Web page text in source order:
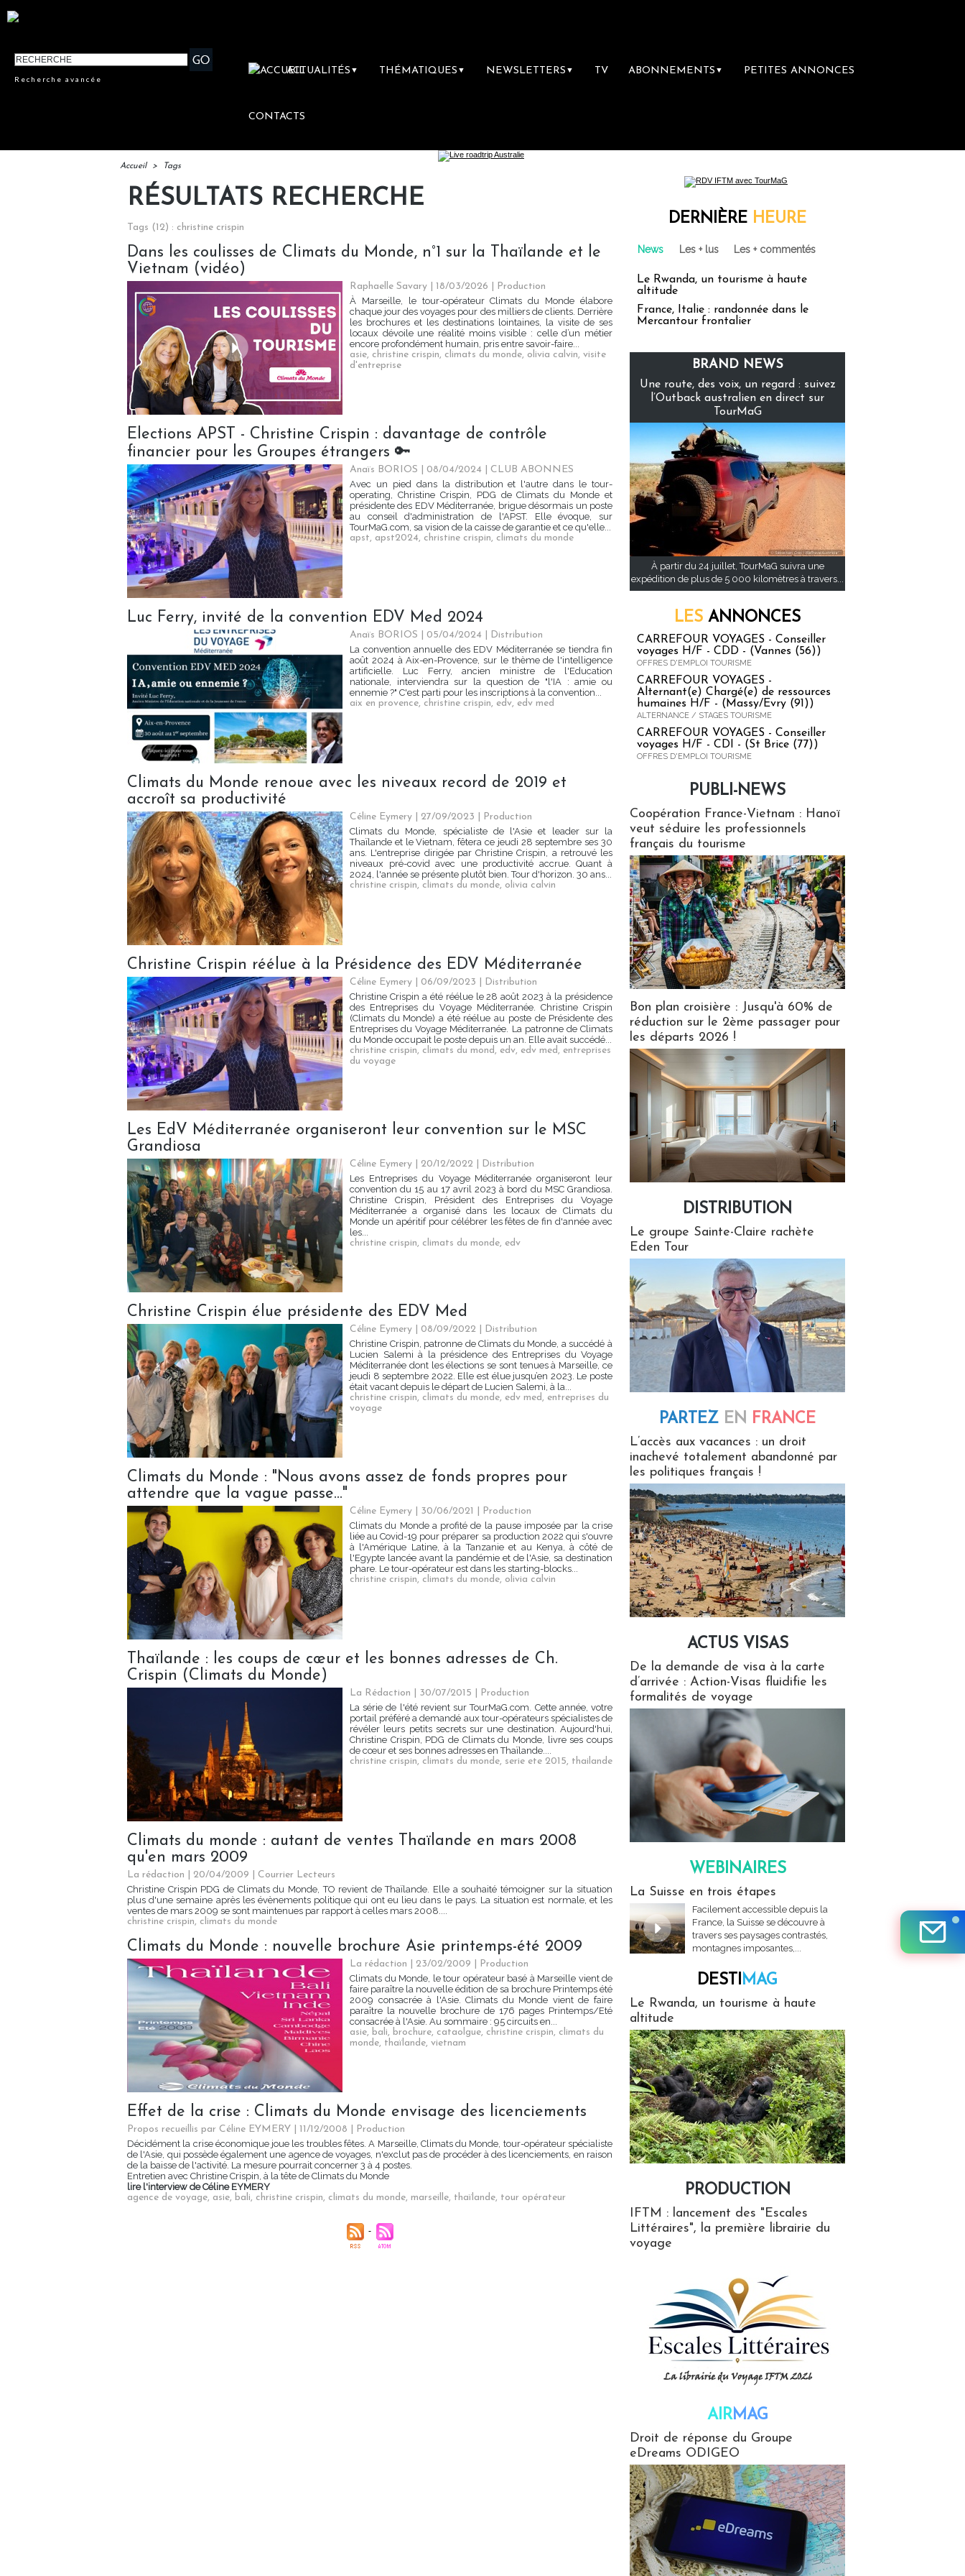
Recherche avancée
ACTUALITÉS ▼ THÉMATIQUES ▼ NEWSLETTERS ▼ TV ABONNEMENTS ▼ PETITES ANNONCES
CONTACTS
Accueil > Tags
RÉSULTATS RECHERCHE
Tags (12) : christine crispin
Dans les coulisses de Climats du Monde, n°1 sur la Thaïlande et le
Vietnam (vidéo)
Raphaelle Savary | 18/03/2026
Production
À Marseille, le tour-opérateur Climats du Monde élabore
chaque jour des voyages pour des milliers de clients. Derrière
les brochures et les destinations lointaines, la visite de ses
locaux dévoile une réalité moins visible : celle d’un métier
encore profondément humain, pris entre savoir-faire...
asie, christine crispin, climats du monde, olivia calvin, visite
d'entreprise
Elections APST - Christine Crispin : davantage de contrôle
financier pour les Groupes étrangers 🔑
Anaïs BORIOS | 08/04/2024
CLUB ABONNES
Avec un pied dans la distribution et l'autre dans le tour-
operating, Christine Crispin, PDG de Climats du Monde et
présidente des EDV Méditerranée, brigue désormais un poste
au conseil d'administration de l'APST. Elle évoque, sur
TourMaG.com, sa vision de la caisse de garantie et ce qu'elle...
apst, apst2024, christine crispin, climats du monde
Luc Ferry, invité de la convention EDV Med 2024
Anaïs BORIOS | 05/04/2024
Distribution
La convention annuelle des EDV Méditerranée se tiendra fin
août 2024 à Aix-en-Provence, sur le thème de l'intelligence
artificielle. Luc Ferry, ancien ministre de l'Education
nationale, interviendra sur la question de "l'IA : amie ou
ennemie ?" C'est parti pour les inscriptions à la convention...
aix en provence, christine crispin, edv, edv med
Climats du Monde renoue avec les niveaux record de 2019 et
accroît sa productivité
Céline Eymery | 27/09/2023
Production
Climats du Monde, spécialiste de l'Asie et leader sur la
Thaïlande et le Vietnam, fêtera ce jeudi 28 septembre ses 30
ans. L'entreprise dirigée par Christine Crispin, a retrouvé les
niveaux pré-covid avec une productivité accrue. Quant à
2024, l'année se présente plutôt bien. Tour d'horizon. 30 ans...
christine crispin, climats du monde, olivia calvin
Christine Crispin réélue à la Présidence des EDV Méditerranée
Céline Eymery | 06/09/2023
Distribution
Christine Crispin a été réélue le 28 août 2023 à la présidence
des Entreprises du Voyage Méditerranée. Christine Crispin
(Climats du Monde) a été réélue au poste de Présidente des
Entreprises du Voyage Méditerranée. La patronne de Climats
du Monde occupait le poste depuis un an. Elle avait succédé...
christine crispin, climats du mond, edv, edv med, entreprises
du voyage
Les EdV Méditerranée organiseront leur convention sur le MSC
Grandiosa
Céline Eymery | 20/12/2022
Distribution
Les Entreprises du Voyage Méditerranée organiseront leur
convention du 15 au 17 avril 2023 à bord du MSC Grandiosa.
Christine Crispin, Président des Entreprises du Voyage
Méditerranée a organisé dans les locaux de Climats du
Monde un apéritif pour célébrer les fêtes de fin d'année avec
les...
christine crispin, climats du monde, edv
Christine Crispin élue présidente des EDV Med
Céline Eymery | 08/09/2022
Distribution
Christine Crispin, patronne de Climats du Monde, a succédé à
Lucien Salemi à la présidence des Entreprises du Voyage
Méditerranée dont les élections se sont tenues à Marseille, ce
jeudi 8 septembre 2022. Elle est élue jusqu’en 2023. Le poste
était vacant depuis le départ de Lucien Salemi, à la...
christine crispin, climats du monde, edv med, entreprises du
voyage
Climats du Monde : "Nous avons assez de fonds propres pour
attendre que la vague passe..."
Céline Eymery | 30/06/2021
Production
Climats du Monde a profité de la pause imposée par la crise
liée au Covid-19 pour préparer sa production 2022 qui s'ouvre
à l'Amérique Latine, à la Tanzanie et au Kenya, à côté de
l'Egypte lancée avant la pandémie et de l'Asie, sa destination
phare. Le tour-opérateur est dans les starting-blocks...
christine crispin, climats du monde, olivia calvin
Thaïlande : les coups de cœur et les bonnes adresses de Ch.
Crispin (Climats du Monde)
La Rédaction | 30/07/2015
Production
La série de l'été revient sur TourMaG.com. Cette année, votre
portail préféré a demandé aux tour-opérateurs spécialistes de
révéler leurs petits secrets sur une destination. Aujourd'hui,
Christine Crispin, PDG de Climats du Monde, livre ses coups
de cœur et ses bonnes adresses en Thaïlande....
christine crispin, climats du monde, serie ete 2015, thailande
Climats du monde : autant de ventes Thaïlande en mars 2008
qu'en mars 2009
La rédaction | 20/04/2009
Courrier Lecteurs
Christine Crispin PDG de Climats du Monde, TO revient de Thaïlande. Elle a souhaité témoigner sur la situation
plus d'une semaine après les évènements politique qui ont eu lieu dans le pays. La situation est normale, et les
ventes de mars 2009 se sont maintenues par rapport à celles mars 2008....
christine crispin, climats du monde
Climats du Monde : nouvelle brochure Asie printemps-été 2009
La rédaction | 23/02/2009
Production
Climats du Monde, le tour opérateur basé à Marseille vient de
faire paraître la nouvelle édition de sa brochure Printemps été
2009 consacrée à l'Asie. Climats du Monde vient de faire
paraître la nouvelle brochure de 176 pages Printemps/Eté
consacrée à l'Asie. Au sommaire : 95 circuits en...
asie, bali, brochure, cataolgue, christine crispin, climats du
monde, thaïlande, vietnam
Effet de la crise : Climats du Monde envisage des licenciements
Propos recueillis par Céline EYMERY | 11/12/2008
Production
Décidément la crise économique joue les troubles fêtes. A Marseille, Climats du Monde, tour-opérateur spécialiste
de l'Asie, qui possède également une agence de voyages, n'exclut pas de procéder à des licenciements, en raison
de la baisse de l'activité. La mesure pourrait concerner 3 à 4 postes.
Entretien avec Christine Crispin, à la tête de Climats du Monde
lire l'interview de Céline EYMERY
agence de voyage, asie, bali, christine crispin, climats du monde, marseille, thaïlande, tour opérateur
DERNIÈRE HEURE
News Les + lus Les + commentés
Le Rwanda, un tourisme à haute
altitude
France, Italie : randonnée dans le
Mercantour frontalier
BRAND NEWS
Une route, des voix, un regard : suivez
l’Outback australien en direct sur
TourMaG
À partir du 24 juillet, TourMaG suivra une
expédition de plus de 5 000 kilomètres à travers...
LES ANNONCES
CARREFOUR VOYAGES - Conseiller
voyages H/F - CDD - (Vannes (56))
OFFRES D'EMPLOI TOURISME
CARREFOUR VOYAGES -
Alternant(e) Chargé(e) de ressources
humaines H/F - (Massy/Evry (91))
ALTERNANCE / STAGES TOURISME
CARREFOUR VOYAGES - Conseiller
voyages H/F - CDI - (St Brice (77))
OFFRES D'EMPLOI TOURISME
PUBLI-NEWS
Coopération France-Vietnam : Hanoï
veut séduire les professionnels
français du tourisme
Bon plan croisière : Jusqu'à 60% de
réduction sur le 2ème passager pour
les départs 2026 !
DISTRIBUTION
Le groupe Sainte-Claire rachète
Eden Tour
PARTEZ EN FRANCE
L’accès aux vacances : un droit
inachevé totalement abandonné par
les politiques français !
ACTUS VISAS
De la demande de visa à la carte
d’arrivée : Action-Visas fluidifie les
formalités de voyage
WEBINAIRES
La Suisse en trois étapes
Facilement accessible depuis la
France, la Suisse se découvre à
travers ses paysages contrastés,
montagnes imposantes,...
DESTIMAG
Le Rwanda, un tourisme à haute
altitude
PRODUCTION
IFTM : lancement des "Escales
Littéraires", la première librairie du
voyage
AIRMAG
Droit de réponse du Groupe
eDreams ODIGEO